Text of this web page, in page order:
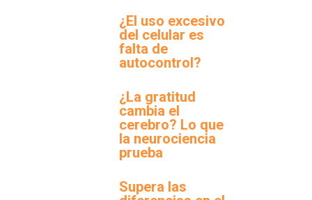
¿El uso excesivo
del celular es
falta de
autocontrol?
¿La gratitud
cambia el
cerebro? Lo que
la neurociencia
prueba
Supera las